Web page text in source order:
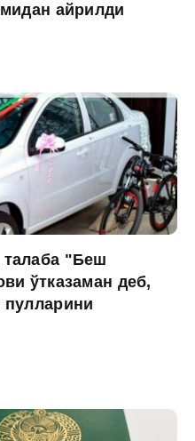
айрилди
"Беш
ўтказаман деб,
пулларини